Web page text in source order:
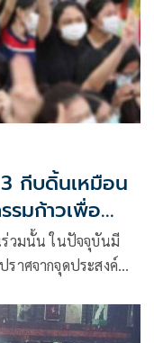
กีบดิ้นเหมือน
รมก้าวเพื่อ
ร่วมนั้น ในปัจจุบันมี
าศจากจุดประสงค์